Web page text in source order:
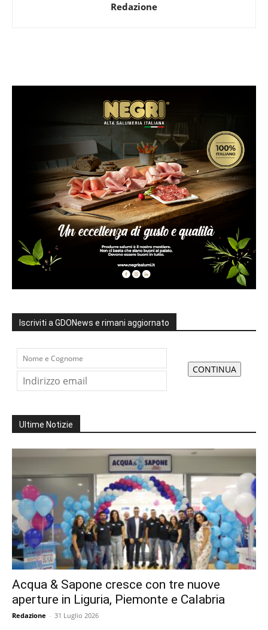
Redazione
Iscriviti a GDONews e rimani aggiornato
Ultime Notizie
Acqua & Sapone cresce con tre nuove
aperture in Liguria, Piemonte e Calabria
Redazione - 31 Luglio 2026